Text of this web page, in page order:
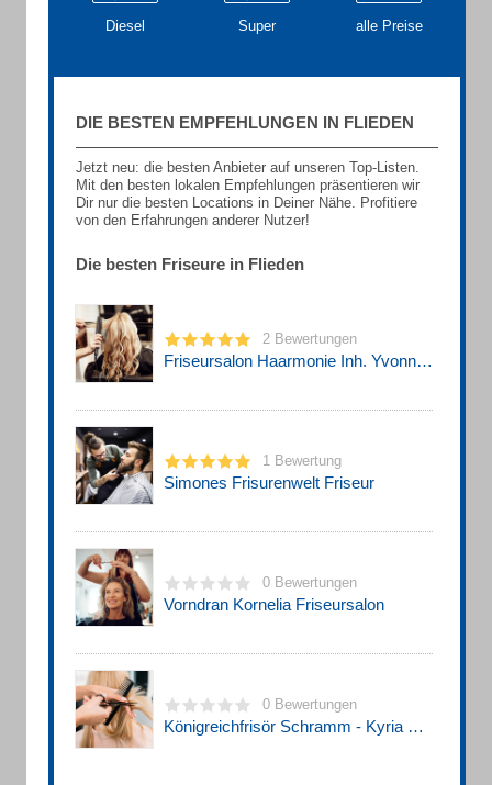
Diesel Super alle Preise
DIE BESTEN EMPFEHLUNGEN IN FLIEDEN
Jetzt neu: die besten Anbieter auf unseren Top-Listen.
Mit den besten lokalen Empfehlungen präsentieren wir
Dir nur die besten Locations in Deiner Nähe. Profitiere
von den Erfahrungen anderer Nutzer!
Die besten Friseure in Flieden
2 Bewertungen
Friseursalon Haarmonie Inh. Yvonne Noll
1 Bewertung
Simones Frisurenwelt Friseur
0 Bewertungen
Vorndran Kornelia Friseursalon
0 Bewertungen
Königreichfrisör Schramm - Kyria Seifert